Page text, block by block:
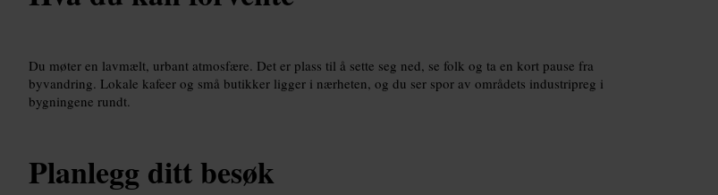
Du møter en lavmælt, urbant atmosfære. Det er plass til å sette seg ned, se folk og ta en kort pause fra
byvandring. Lokale kafeer og små butikker ligger i nærheten, og du ser spor av områdets industripreg i
bygningene rundt.
Planlegg ditt besøk